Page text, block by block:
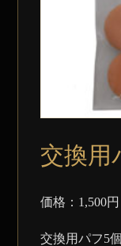
交換用
価格：1,500円
交換用パフ5